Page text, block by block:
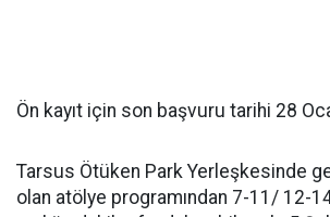
Ön kayıt için son başvuru tarihi 28
Tarsus Ötüken Park Yerleşkesinde
olan atölye programından 7-11/ 12-